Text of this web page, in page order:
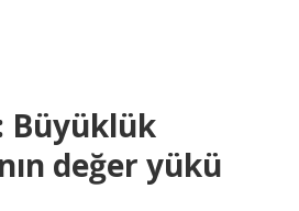
Büyüklük
değer yükü